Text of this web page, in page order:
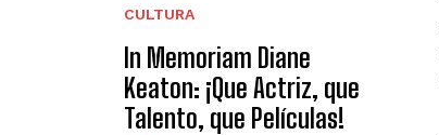
CULTURA
In Memoriam Diane
Keaton: ¡Que Actriz, que
Talento, que Películas!